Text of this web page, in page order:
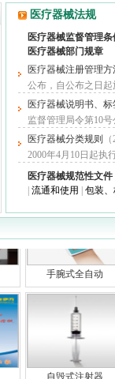
医疗器械法规
医疗器械监督管理条
医疗器械部门规章
医疗器械注册管理方
公布，自公布之日起
医疗器械说明书、
监督管理局令第10
医疗器械分类规则
2000年4月10日起执行
医疗器械规范性文件
流通和使用 包装
红外线测温仪
手腕式全自动
自毁式注射器